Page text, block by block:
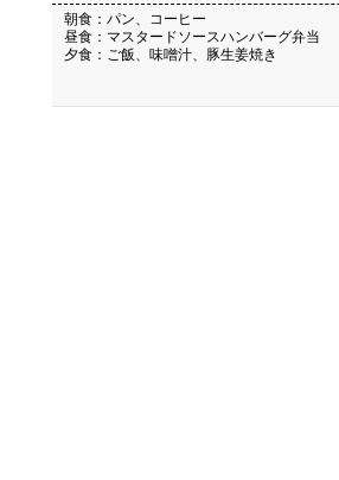
朝食：パン、コーヒー
昼食：マスタードソースハンバーグ弁当
夕食：ご飯、味噌汁、豚生姜焼き